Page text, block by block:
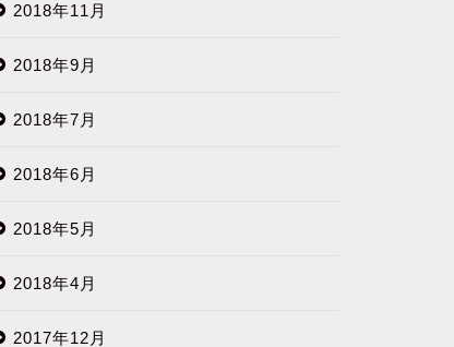
2018年11月
2018年9月
2018年7月
2018年6月
2018年5月
2018年4月
2017年12月